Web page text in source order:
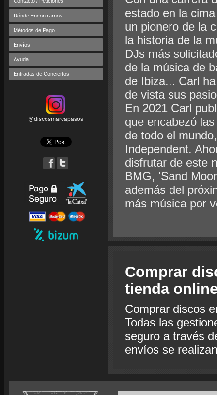
Dónde Encontrarnos
Métodos de Pago
Envíos
Ayuda
Entradas de Conciertos
@discosmarcapasos
estado en la
un pionero de la
la historia de la
DJs más
de la música de
de Ibiza... Carl
de vista sus
En 2021 Carl
que encabezó
de todo el
Independent.
disfrutar de este
BMG, 'Sand
además del
más música por
Comprar
tienda
Comprar discos
Todas las
seguro a través
envíos se